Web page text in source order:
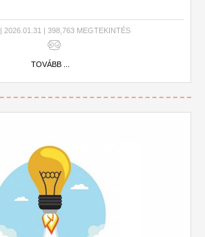
| 2026.01.31 | 398,763 MEGTEKINTÉS
TOVÁBB ...